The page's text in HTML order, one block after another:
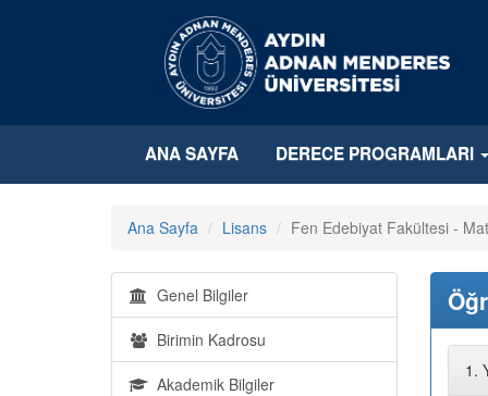
ANA SAYFA DERECE PROGRAMLARI
Ana Sayfa Lisans Fen Edebiyat Fakültesi -
Genel Bilgiler
Birimin Kadrosu
Akademik Bilgiler
1.